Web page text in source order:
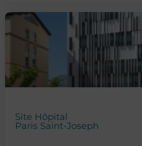
Site Hôpital
Paris Saint-Joseph